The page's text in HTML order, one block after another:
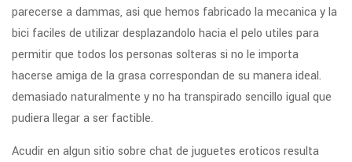
parecerse a dammas, asi que hemos fabricado la mecanica y la
bici faciles de utilizar desplazandolo hacia el pelo utiles para
permitir que todos los personas solteras si no le importa
hacerse amiga de la grasa correspondan de su manera ideal.
demasiado naturalmente y no ha transpirado sencillo igual que
pudiera llegar a ser factible.
Acudir en algun sitio sobre chat de juguetes eroticos resulta